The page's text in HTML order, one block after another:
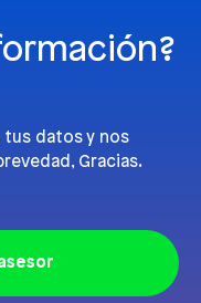
datos y nos
Gracias.